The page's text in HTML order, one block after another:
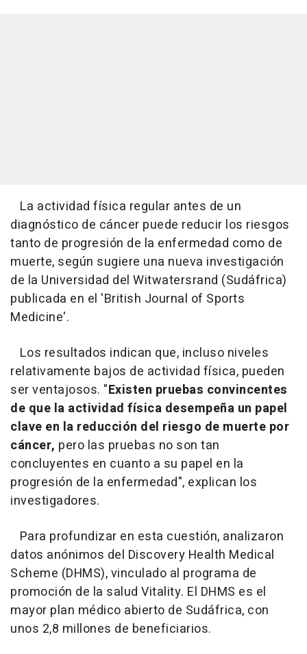
La actividad física regular antes de un
diagnóstico de cáncer puede reducir los riesgos
tanto de progresión de la enfermedad como de
muerte, según sugiere una nueva investigación
de la Universidad del Witwatersrand (Sudáfrica)
publicada en el 'British Journal of Sports
Medicine'.
Los resultados indican que, incluso niveles
relativamente bajos de actividad física, pueden
ser ventajosos. "Existen pruebas convincentes
de que la actividad física desempeña un papel
clave en la reducción del riesgo de muerte por
cáncer, pero las pruebas no son tan
concluyentes en cuanto a su papel en la
progresión de la enfermedad", explican los
investigadores.
Para profundizar en esta cuestión, analizaron
datos anónimos del Discovery Health Medical
Scheme (DHMS), vinculado al programa de
promoción de la salud Vitality. El DHMS es el
mayor plan médico abierto de Sudáfrica, con
unos 2,8 millones de beneficiarios.